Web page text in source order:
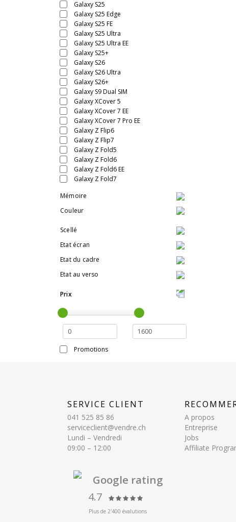
Galaxy S25
Galaxy S25 Edge
Galaxy S25 FE
Galaxy S25 Ultra
Galaxy S25 Ultra EE
Galaxy S25+
Galaxy S26
Galaxy S26 Ultra
Galaxy S26+
Galaxy S9 Dual SIM
Galaxy XCover 5
Galaxy XCover 7 EE
Galaxy XCover 7 Pro EE
Galaxy Z Flip6
Galaxy Z Flip7
Galaxy Z Fold5
Galaxy Z Fold6
Galaxy Z Fold6 EE
Galaxy Z Fold7
Mémoire
Couleur
Scellé
Etat écran
Etat du cadre
Etat au verso
Prix
Promotions
SERVICE CLIENT
041 525 85 86
serviceclient@vendre.ch
Lundi – Vendredi
09:00 – 12:00
Google rating
4.7
Plus de 2'400 évalutions
A propos
Entreprise
Jobs
Affiliate